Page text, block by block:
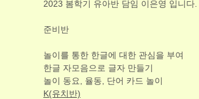
2023 봄학기 유아반 담임 이은영 입니다.
준비반
놀이를 통한 한글에 대한 관심을 부여
한글 자모음으로 글자 만들기
놀이 동요, 율동, 단어 카드 놀이
K(유치반)